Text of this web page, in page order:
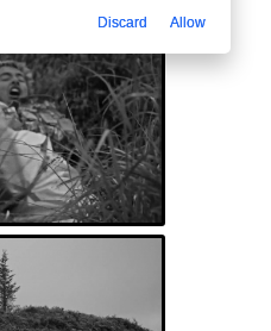
Discard Allow